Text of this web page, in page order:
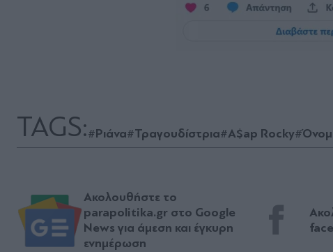
TAGS:#Ριάνα#Τραγουδίστρια#A$ap Rocky
Ακολουθήστε το
parapolitika.gr στο Google
News για άμεση και έγκυρη
ενημέρωση